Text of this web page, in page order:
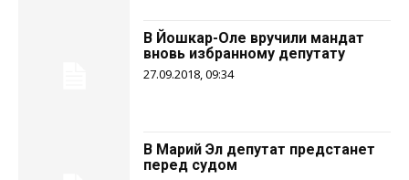
В Йошкар-Оле вручили мандат
вновь избранному депутату
27.09.2018, 09:34
В Марий Эл депутат предстанет
перед судом